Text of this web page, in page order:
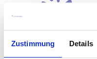
Zustimmung Details